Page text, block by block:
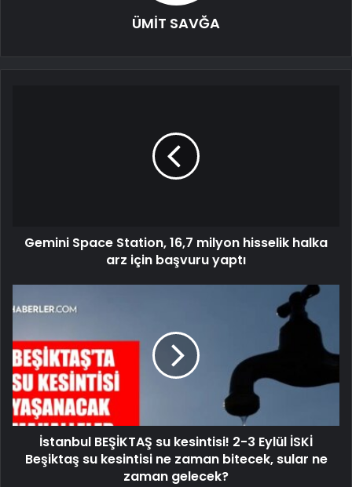
ÜMİT SAVĞA
Gemini Space Station, 16,7 milyon hisselik halka
arz için başvuru yaptı
İstanbul BEŞİKTAŞ su kesintisi! 2-3 Eylül İSKİ
Beşiktaş su kesintisi ne zaman bitecek, sular ne
zaman gelecek?